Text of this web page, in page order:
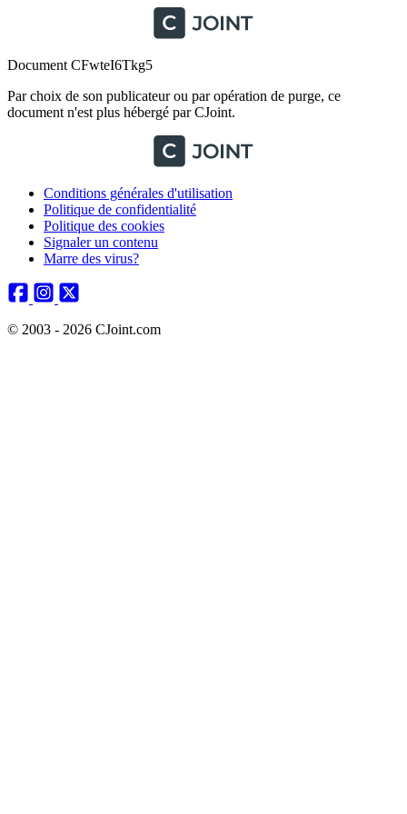
Document CFwteI6Tkg5
Par choix de son publicateur ou par opération de purge, ce
document n'est plus hébergé par CJoint.
Conditions générales d'utilisation
Politique de confidentialité
Politique des cookies
Signaler un contenu
Marre des virus?
© 2003 - 2026 CJoint.com